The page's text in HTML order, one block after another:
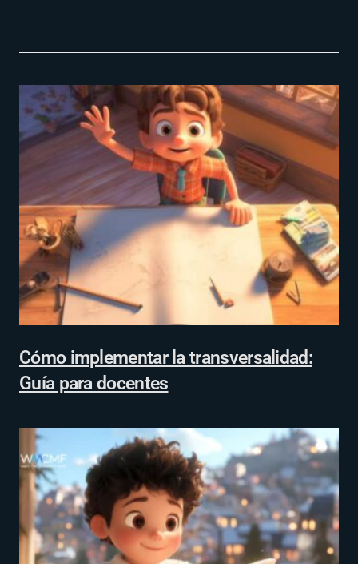
Cómo implementar la transversalidad:
Guía para docentes